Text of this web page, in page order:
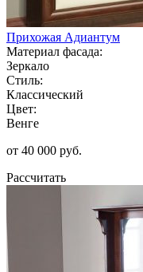
Прихожая Адиантум
Материал фасада:
Зеркало
Стиль:
Классический
Цвет:
Венге
от 40 000 руб.
Рассчитать